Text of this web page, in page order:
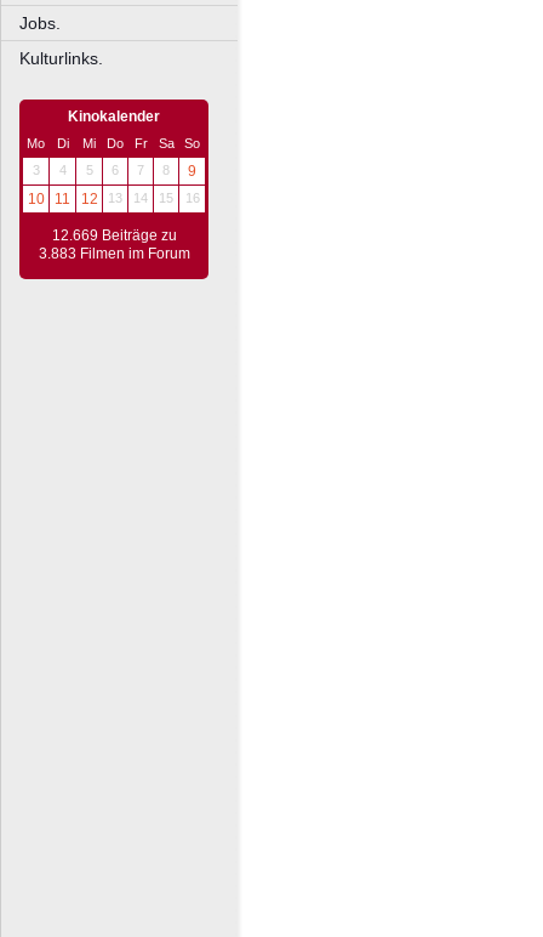
Jobs.
Kulturlinks.
Kinokalender
Mo Di Mi Do Fr Sa
So
3
4 5 6 7 8
9
10
11 12 13 14 15 16
12.669 Beiträge zu
3.883 Filmen im Forum